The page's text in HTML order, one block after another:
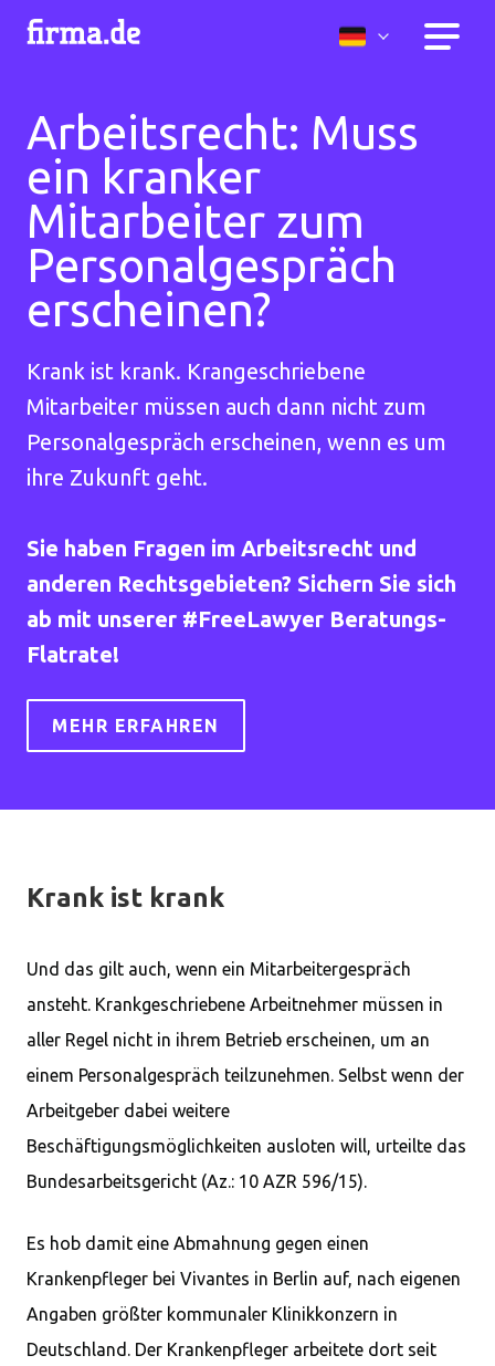
Arbeitsrecht: Muss
ein kranker
Mitarbeiter zum
Personalgespräch
erscheinen?
Krank ist krank. Krangeschriebene
Mitarbeiter müssen auch dann nicht zum
Personalgespräch erscheinen, wenn es um
ihre Zukunft geht.
Sie haben Fragen im Arbeitsrecht und
anderen Rechtsgebieten? Sichern Sie sich
ab mit unserer #FreeLawyer Beratungs-
Flatrate!
MEHR ERFAHREN
Krank ist krank
Und das gilt auch, wenn ein Mitarbeitergespräch
ansteht. Krankgeschriebene Arbeitnehmer müssen in
aller Regel nicht in ihrem Betrieb erscheinen, um an
einem Personalgespräch teilzunehmen. Selbst wenn der
Arbeitgeber dabei weitere
Beschäftigungsmöglichkeiten ausloten will, urteilte das
Bundesarbeitsgericht (Az.: 10 AZR 596/15).
Es hob damit eine Abmahnung gegen einen
Krankenpfleger bei Vivantes in Berlin auf, nach eigenen
Angaben größter kommunaler Klinikkonzern in
Deutschland. Der Krankenpfleger arbeitete dort seit